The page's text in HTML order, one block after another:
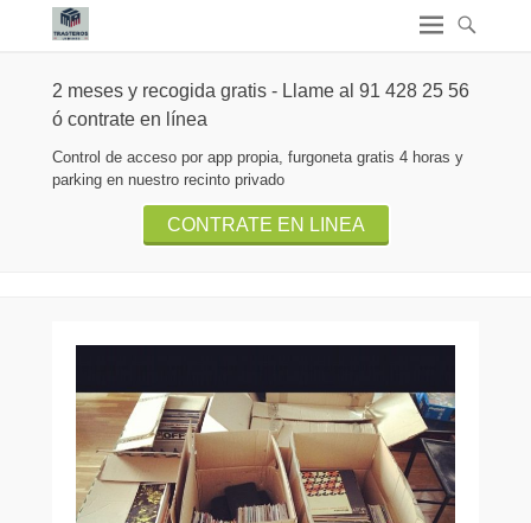
2 meses y recogida gratis - Llame al 91 428 25 56
ó contrate en línea
Control de acceso por app propia, furgoneta gratis 4 horas y
parking en nuestro recinto privado
CONTRATE EN LINEA